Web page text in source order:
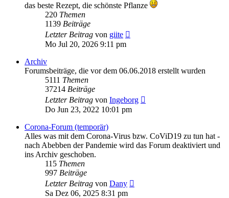
das beste Rezept, die schönste Pflanze
220 Themen
1139 Beiträge
Letzter Beitrag von giite
Mo Jul 20, 2026 9:11 pm
Archiv
Forumsbeiträge, die vor dem 06.06.2018 erstellt wurden
5111 Themen
37214 Beiträge
Letzter Beitrag von Ingeborg
Do Jun 23, 2022 10:01 pm
Corona-Forum (temporär)
Alles was mit dem Corona-Virus bzw. CoViD19 zu tun hat -
nach Abebben der Pandemie wird das Forum deaktiviert und
ins Archiv geschoben.
115 Themen
997 Beiträge
Letzter Beitrag von Dany
Sa Dez 06, 2025 8:31 pm